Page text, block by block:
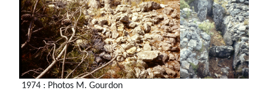
1974 : Photos M. Gourdon